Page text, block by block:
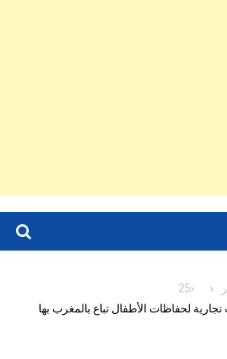
25
10 ماركات تجارية لحفاظات الأطفال تباع بالمغرب بها